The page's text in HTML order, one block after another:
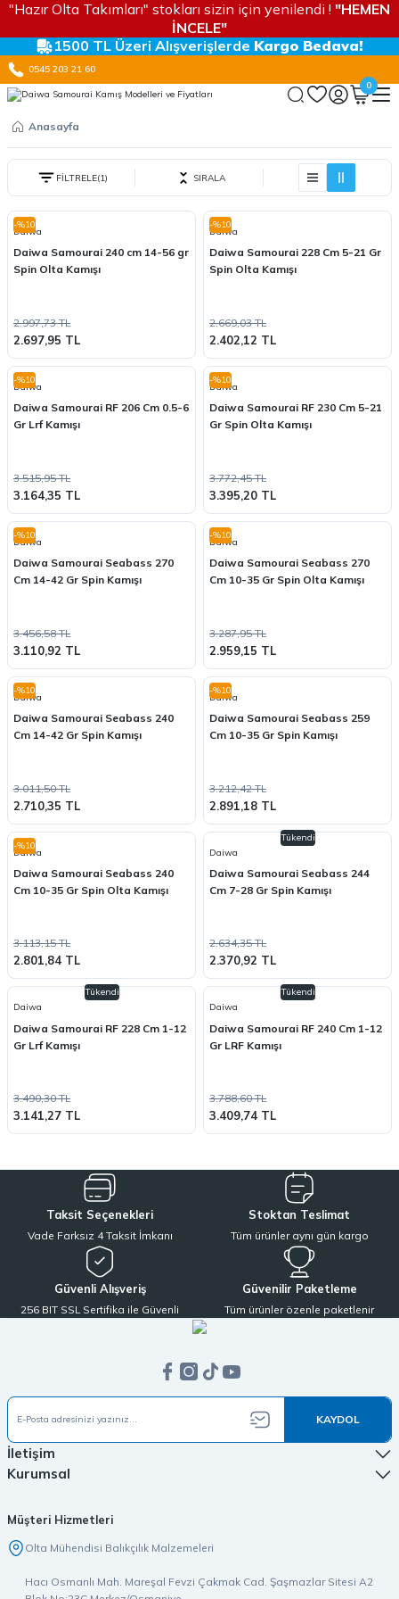
"Hazır Olta Takımları" stokları sizin için yenilendi ! "HEMEN
İNCELE"
1500 TL Üzeri Alışverişlerde Kargo Bedava!
0545 203 21 60
0
Anasayfa
FİLTRELE(1) SIRALA
-%10
Daiwa
Daiwa Samourai 240 cm 14-56 gr
Spin Olta Kamışı
2.997,73 TL
2.697,95 TL
-%10
Daiwa
Daiwa Samourai 228 Cm 5-21 Gr
Spin Olta Kamışı
2.669,03 TL
2.402,12 TL
-%10
Daiwa
Daiwa Samourai RF 206 Cm 0.5-6
Gr Lrf Kamışı
3.515,95 TL
3.164,35 TL
-%10
Daiwa
Daiwa Samourai RF 230 Cm 5-21
Gr Spin Olta Kamışı
3.772,45 TL
3.395,20 TL
-%10
Daiwa
Daiwa Samourai Seabass 270
Cm 14-42 Gr Spin Kamışı
3.456,58 TL
3.110,92 TL
-%10
Daiwa
Daiwa Samourai Seabass 270
Cm 10-35 Gr Spin Olta Kamışı
3.287,95 TL
2.959,15 TL
-%10
Daiwa
Daiwa Samourai Seabass 240
Cm 14-42 Gr Spin Kamışı
3.011,50 TL
2.710,35 TL
-%10
Daiwa
Daiwa Samourai Seabass 259
Cm 10-35 Gr Spin Kamışı
3.212,42 TL
2.891,18 TL
-%10
Daiwa
Daiwa Samourai Seabass 240
Cm 10-35 Gr Spin Olta Kamışı
3.113,15 TL
2.801,84 TL
Tükendi
Daiwa
Daiwa Samourai Seabass 244
Cm 7-28 Gr Spin Kamışı
2.634,35 TL
2.370,92 TL
Tükendi
Daiwa
Daiwa Samourai RF 228 Cm 1-12
Gr Lrf Kamışı
3.490,30 TL
3.141,27 TL
Tükendi
Daiwa
Daiwa Samourai RF 240 Cm 1-12
Gr LRF Kamışı
3.788,60 TL
3.409,74 TL
Taksit Seçenekleri
Vade Farksız 4 Taksit İmkanı
Stoktan Teslimat
Tüm ürünler aynı gün kargo
Güvenli Alışveriş
256 BIT SSL Sertifika ile Güvenli
Güvenilir Paketleme
Tüm ürünler özenle paketlenir
KAYDOL
İletişim
Kurumsal
Müşteri Hizmetleri
Olta Mühendisi Balıkçılık Malzemeleri
Hacı Osmanlı Mah. Mareşal Fevzi Çakmak Cad. Şaşmazlar Sitesi A2